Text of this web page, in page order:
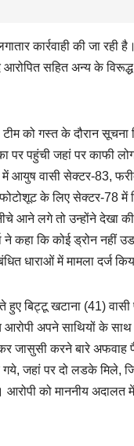
कार्रवाही की जा
सहित अन्य के
को गस्त के दौरान सूचना
पर पहुंची जहां पर काफी
आयुष वासी सेक्टर-83,
के लिए सेक्टर-78 में
आने लगे तो उन्होंने देखा
कहा कि कोई ड्रोन नहीं
धाराओं में मामला दर्ज
बिट्टू खटाना (41)
अपने साथियों के साथ
जासुसी करने बारे
जहां पर दो लडके मिले,
आरोपी को माननीय